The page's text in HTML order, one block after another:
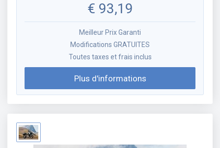
€ 93,19
Meilleur Prix Garanti
Modifications GRATUITES
Toutes taxes et frais inclus
Plus d'informations